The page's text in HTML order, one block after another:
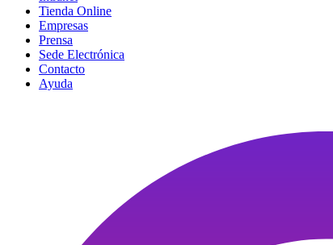
Tienda Online
Empresas
Prensa
Sede Electrónica
Contacto
Ayuda